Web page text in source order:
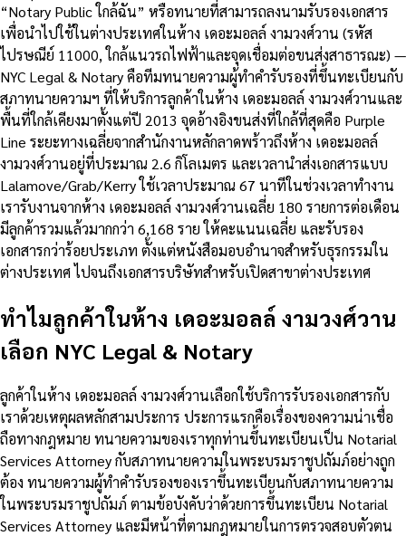
“Notary Public ใกล้ฉัน” หรือทนายที่สามารถลงนามรับรองเอกสาร
เพื่อนำไปใช้ในต่างประเทศในห้าง เดอะมอลล์ งามวงศ์วาน (รหัส
ไปรษณีย์ 11000, ใกล้แนวรถไฟฟ้าและจุดเชื่อมต่อขนส่งสาธารณะ) —
NYC Legal & Notary คือทีมทนายความผู้ทำคำรับรองที่ขึ้นทะเบียนกับ
สภาทนายความฯ ที่ให้บริการลูกค้าในห้าง เดอะมอลล์ งามวงศ์วานและ
พื้นที่ใกล้เคียงมาตั้งแต่ปี 2013 จุดอ้างอิงขนส่งที่ใกล้ที่สุดคือ Purple
Line ระยะทางเฉลี่ยจากสำนักงานหลักลาดพร้าวถึงห้าง เดอะมอลล์
งามวงศ์วานอยู่ที่ประมาณ 2.6 กิโลเมตร และเวลานำส่งเอกสารแบบ
Lalamove/Grab/Kerry ใช้เวลาประมาณ 67 นาทีในช่วงเวลาทำงาน
เรารับงานจากห้าง เดอะมอลล์ งามวงศ์วานเฉลี่ย 180 รายการต่อเดือน
มีลูกค้ารวมแล้วมากกว่า 6,168 ราย ให้คะแนนเฉลี่ย และรับรอง
เอกสารกว่าร้อยประเภท ตั้งแต่หนังสือมอบอำนาจสำหรับธุรกรรมใน
ต่างประเทศ ไปจนถึงเอกสารบริษัทสำหรับเปิดสาขาต่างประเทศ
ทำไมลูกค้าในห้าง เดอะมอลล์ งามวงศ์วาน
เลือก NYC Legal & Notary
ลูกค้าในห้าง เดอะมอลล์ งามวงศ์วานเลือกใช้บริการรับรองเอกสารกับ
เราด้วยเหตุผลหลักสามประการ ประการแรกคือเรื่องของความน่าเชื่อ
ถือทางกฎหมาย ทนายความของเราทุกท่านขึ้นทะเบียนเป็น Notarial
Services Attorney กับสภาทนายความในพระบรมราชูปถัมภ์อย่างถูก
ต้อง ทนายความผู้ทำคำรับรองของเราขึ้นทะเบียนกับสภาทนายความ
ในพระบรมราชูปถัมภ์ ตามข้อบังคับว่าด้วยการขึ้นทะเบียน Notarial
Services Attorney และมีหน้าที่ตามกฎหมายในการตรวจสอบตัวตน